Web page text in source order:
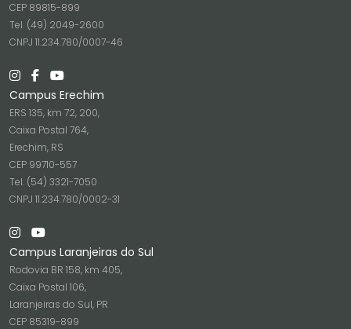
CEP 89815-899
Tel. (49) 2049-2600
CNPJ 11.234.780/0007-46
Campus Erechim
ERS 135, km 72, 200,
Caixa Postal 764,
Erechim, RS
CEP 99710-557
Tel. (54) 3321-7050
CNPJ 11.234.780/0002-31
Campus Laranjeiras do Sul
Rodovia BR 158, km 405,
Caixa Postal 106,
Laranjeiras do Sul, PR
CEP 85319-899